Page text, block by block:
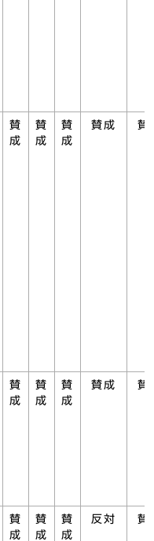
賛
成
賛
成
賛
成
賛成 賛
賛
成
賛
成
賛
成
賛成 賛
賛
成
賛
成
賛
成
反対 賛